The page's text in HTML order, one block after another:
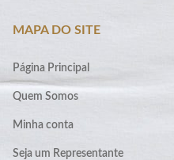
MAPA DO SITE
Página Principal
Quem Somos
Minha conta
Seja um Representante